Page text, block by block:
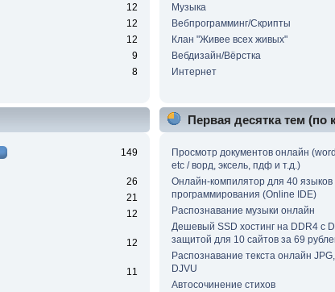
12
12
12
9
8
Музыка
Вебпрограмминг/Скрипты
Клан "Живее всех живых"
Вебдизайн/Вёрстка
Интернет
149
26
21
12
12
11
Первая десятка тем (по
Просмотр документов онлайн
etc / ворд, эксель, пдф и т.д.)
Онлайн-компилятор для 40 языков
программирования (Online IDE)
Распознавание музыки онлайн
Дешевый SSD хостинг на DDR4 с
защитой для 10 сайтов за 69
Распознавание текста онлайн
DJVU
Автосочинение стихов